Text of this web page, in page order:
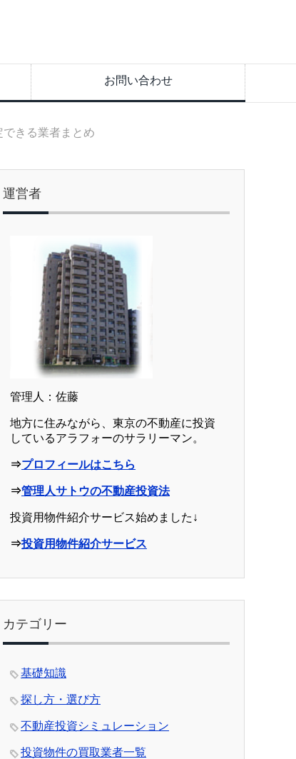
お問い合わせ
きる業者まとめ
運営者
管理人：佐藤
地方に住みながら、東京の不動産に投資
しているアラフォーのサラリーマン。
⇒プロフィールはこちら
⇒管理人サトウの不動産投資法
投資用物件紹介サービス始めました↓
⇒投資用物件紹介サービス
カテゴリー
基礎知識
探し方・選び方
不動産投資シミュレーション
投資物件の買取業者一覧